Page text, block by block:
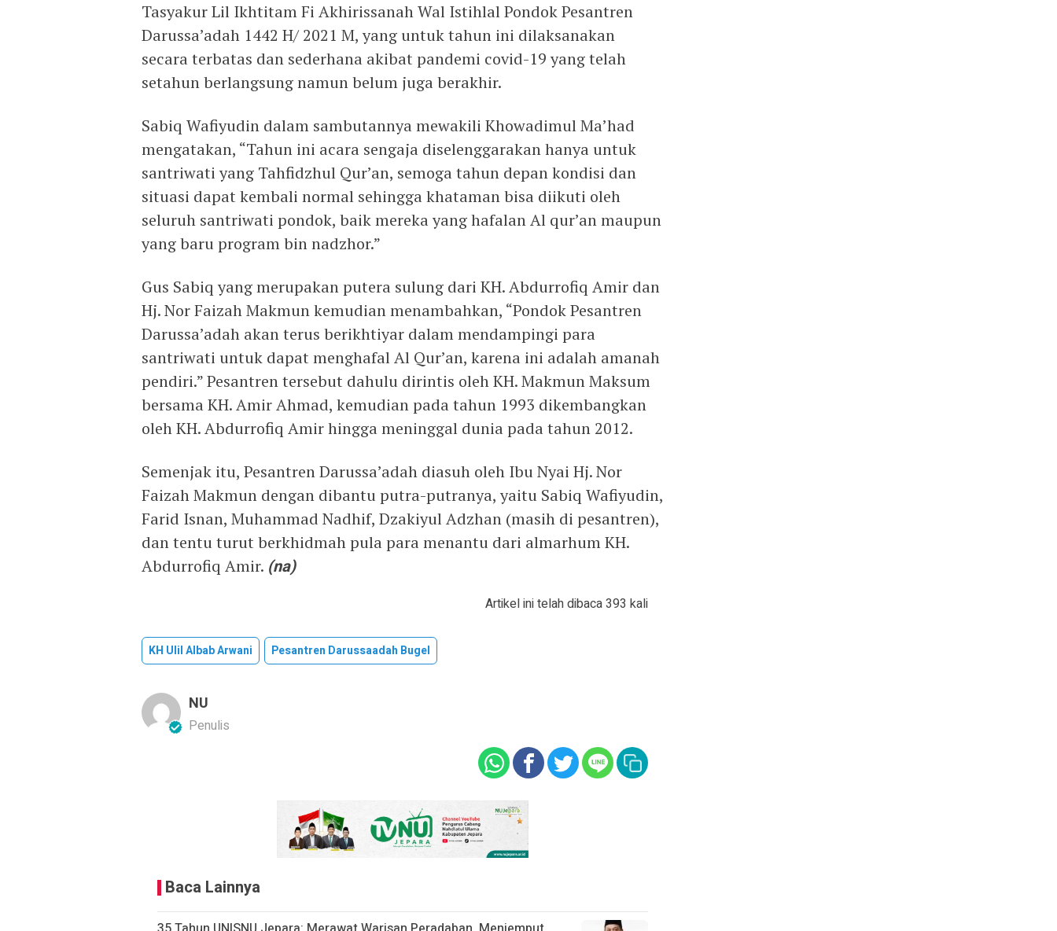
Tasyakur Lil Ikhtitam Fi Akhirissanah Wal Istihlal Pondok Pesantren
Darussa’adah 1442 H/ 2021 M, yang untuk tahun ini dilaksanakan
secara terbatas dan sederhana akibat pandemi covid-19 yang telah
setahun berlangsung namun belum juga berakhir.
Sabiq Wafiyudin dalam sambutannya mewakili Khowadimul Ma’had
mengatakan, “Tahun ini acara sengaja diselenggarakan hanya untuk
santriwati yang Tahfidzhul Qur’an, semoga tahun depan kondisi dan
situasi dapat kembali normal sehingga khataman bisa diikuti oleh
seluruh santriwati pondok, baik mereka yang hafalan Al qur’an maupun
yang baru program bin nadzhor.”
Gus Sabiq yang merupakan putera sulung dari KH. Abdurrofiq Amir dan
Hj. Nor Faizah Makmun kemudian menambahkan, “Pondok Pesantren
Darussa’adah akan terus berikhtiyar dalam mendampingi para
santriwati untuk dapat menghafal Al Qur’an, karena ini adalah amanah
pendiri.” Pesantren tersebut dahulu dirintis oleh KH. Makmun Maksum
bersama KH. Amir Ahmad, kemudian pada tahun 1993 dikembangkan
oleh KH. Abdurrofiq Amir hingga meninggal dunia pada tahun 2012.
Semenjak itu, Pesantren Darussa’adah diasuh oleh Ibu Nyai Hj. Nor
Faizah Makmun dengan dibantu putra-putranya, yaitu Sabiq Wafiyudin,
Farid Isnan, Muhammad Nadhif, Dzakiyul Adzhan (masih di pesantren),
dan tentu turut berkhidmah pula para menantu dari almarhum KH.
Abdurrofiq Amir. (na)
Artikel ini telah dibaca 393 kali
KH Ulil Albab Arwani Pesantren Darussaadah Bugel
NU
Penulis
Baca Lainnya